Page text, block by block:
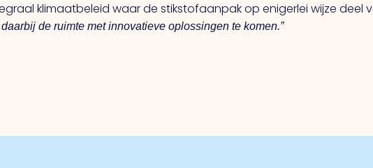
klimaatbeleid waar de stikstofaanpak op enigerlei wijze deel
de ruimte met innovatieve oplossingen te komen.”